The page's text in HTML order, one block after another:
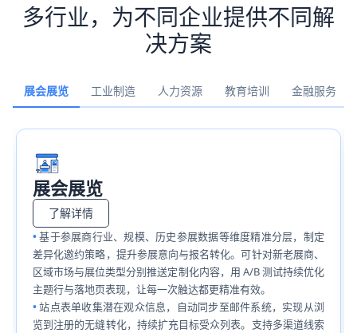
多行业，为不同企业提供不同解
决方案
展会展览 工业制造 人力资源 教育培训 金融服务
展会展览
了解详情
基于参展商行业、规模、历史参展数据等维度精准分层，制定
差异化邀约策略，提升参展意向与报名转化。可针对新老展商、
区域市场与展位类型分别推送定制化内容，用 A/B 测试持续优化
主题行与落地页表现，让每一次触达都更精准有效。
站点表单收集潜在观众信息，自动同步至邮件系统，实现从浏
览到注册的无缝转化，持续扩充目标受众列表。支持多渠道线索